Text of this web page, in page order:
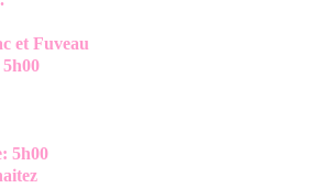
et Fuveau
5h00